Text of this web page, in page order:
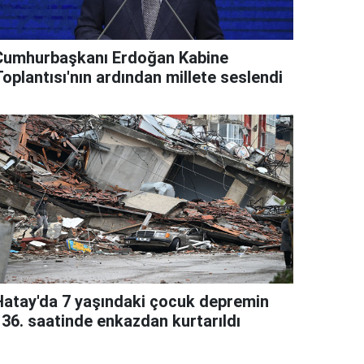
Erdoğan Kabine
ardından millete seslendi
7 yaşındaki çocuk depremin
saatinde enkazdan kurtarıldı